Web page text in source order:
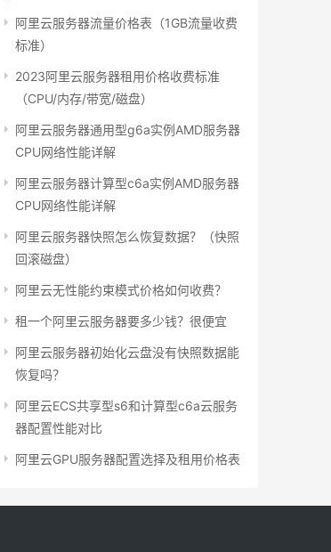
阿里云服务器流量价格表（1GB流量收费
标准）
2023阿里云服务器租用价格收费标准
（CPU/内存/带宽/磁盘）
阿里云服务器通用型g6a实例AMD服务器
CPU网络性能详解
阿里云服务器计算型c6a实例AMD服务器
CPU网络性能详解
阿里云服务器快照怎么恢复数据？（快照
回滚磁盘）
阿里云无性能约束模式价格如何收费？
租一个阿里云服务器要多少钱？很便宜
阿里云服务器初始化云盘没有快照数据能
恢复吗？
阿里云ECS共享型s6和计算型c6a云服务
器配置性能对比
阿里云GPU服务器配置选择及租用价格表